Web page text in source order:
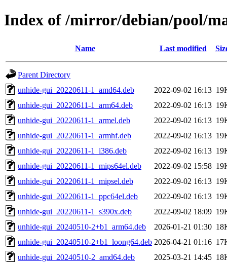
Index of /mirror/debian/pool/
Name Last modified
Parent Directory
unhide-gui_20220611-1_amd64.deb
2022-09-02 16:13
unhide-gui_20220611-1_arm64.deb
2022-09-02 16:13
unhide-gui_20220611-1_armel.deb
2022-09-02 16:13
unhide-gui_20220611-1_armhf.deb
2022-09-02 16:13
unhide-gui_20220611-1_i386.deb
2022-09-02 16:13
unhide-gui_20220611-1_mips64el.deb
2022-09-02 15:58
unhide-gui_20220611-1_mipsel.deb
2022-09-02 16:13
unhide-gui_20220611-1_ppc64el.deb
2022-09-02 16:13
unhide-gui_20220611-1_s390x.deb
2022-09-02 18:09
unhide-gui_20240510-2+b1_arm64.deb
2026-01-21 01:30
unhide-gui_20240510-2+b1_loong64.deb 2026-04-21 01:16
unhide-gui_20240510-2_amd64.deb
2025-03-21 14:45